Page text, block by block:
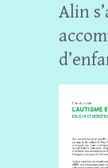
Alin